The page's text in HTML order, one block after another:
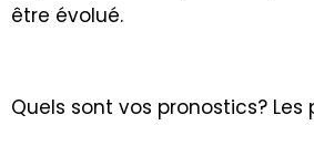
être évolué.
Quels sont vos pronostics?